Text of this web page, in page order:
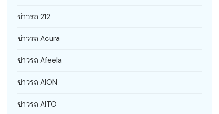
ข่าวรถ 212
ข่าวรถ Acura
ข่าวรถ Afeela
ข่าวรถ AION
ข่าวรถ AITO